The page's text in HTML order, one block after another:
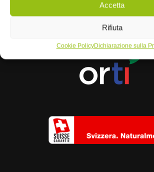
Accetta
Rifiuta
Cookie PolicyDichiarazione sulla